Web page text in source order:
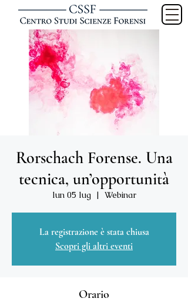
Rorschach Forense. Una
tecnica, un’opportunità
lun 05 lug
  |
Webinar
La registrazione è stata chiusa
Scopri gli altri eventi
Orario